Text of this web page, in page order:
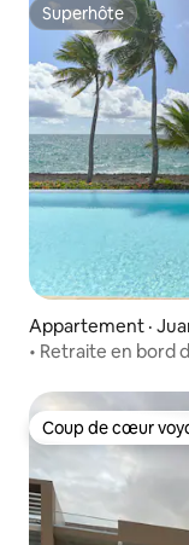
Superhôte
Superhôte
Appartement ·
• Retraite en bord
Coup de cœur
Coup de cœur